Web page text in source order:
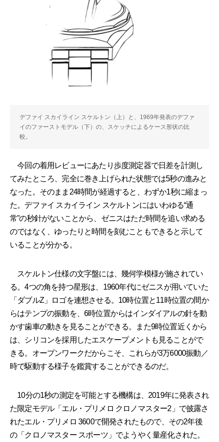
デファイ スカイライン スケルトン（上）と、1969年発表のデファ
イのファーストモデル（下）の、スケッチによるケース形状の比
較。
今回の着用レビューにあたり歩度測定器で日差を計測し
てみたところ、完全に巻き上げられた状態では5秒の進みと
なった。そのまま24時間が経過すると、わずか1秒に縮まっ
た。デファイ スカイライン スケルトンにはいわゆる“通
常”の秒針がないことから、ゼニスはただ時間を追い求める
のではなく、ゆったりと時間を刻むこともできると示して
いることが分かる。
スケルトン仕様の文字盤には、幾何学模様が施されてい
る。4つの角を持つ星形は、1960年代にゼニスが用いていた
「ダブルZ」ロゴを連想させる。10時位置と11時位置の間か
らはテンプの振動を、6時位置からはインダイアルの針を動
かす歯車の動きを見ることができる。また9時位置近くから
は、シリコンを採用したエスケープメントも見ることがで
きる。オープンワークだからこそ、これらが3万6000振動／
時で駆動する様子を鑑賞することができるのだ。
10分の1秒の測定を可能とする機構は、2019年に発表され
た限定モデル「エル・プリメロ クロノマスター2」で披露さ
れたエル・プリメロ 3600で開発されたもので、その2年後
の「クロノマスター スポーツ」でようやく量産化された。